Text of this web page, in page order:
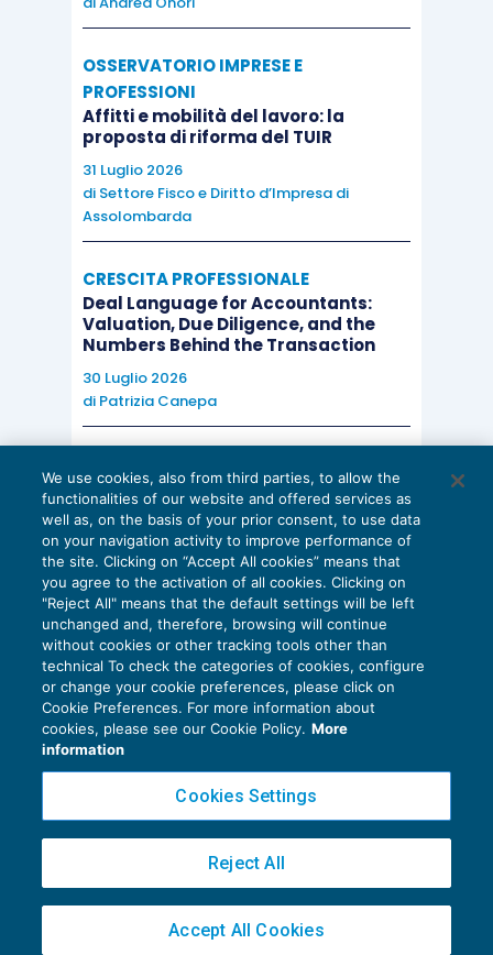
OSSERVATORIO IMPRESE E
PROFESSIONI
Affitti e mobilità del lavoro: la
proposta di riforma del TUIR
31 Luglio 2026
di Settore Fisco e Diritto d’Impresa di
Assolombarda
CRESCITA PROFESSIONALE
Deal Language for Accountants:
Valuation, Due Diligence, and the
Numbers Behind the Transaction
30 Luglio 2026
di Patrizia Canepa
EU AI Act e studi professionali: le
scadenze concrete
27 Luglio 2026
di Diego BarberieStefano Dovier
Privacy Policy
Cookie Policy
Copyright 2016 ©Gruppo Euroconference S.p.A.v2.32.4
Piazza Luigi Einaudi, 10N01 - 20124 Milano - info@ecnews.it
02776120236
We use cookies, also from third parties, to allow the
functionalities of our website and offered services as
well as, on the basis of your prior consent, to use data
on your navigation activity to improve performance of
the site. Clicking on “Accept All cookies” means that
you agree to the activation of all cookies. Clicking on
"Reject All" means that the default settings will be left
unchanged and, therefore, browsing will continue
without cookies or other tracking tools other than
technical To check the categories of cookies, configure
or change your cookie preferences, please click on
Cookie Preferences. For more information about
cookies, please see our Cookie Policy. More
information
Cookies Settings
Reject All
Accept All Cookies